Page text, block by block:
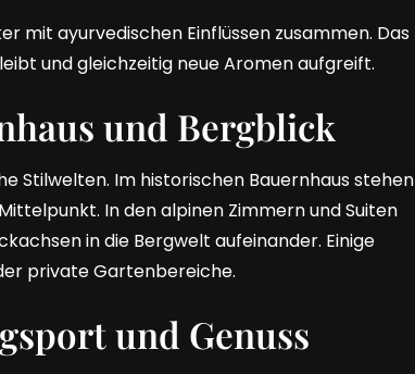
mit ayurvedischen Einflüssen zusammen. Das
und gleichzeitig neue Aromen aufgreift.
und Bergblick
Stilwelten. Im historischen Bauernhaus stehen
In den alpinen Zimmern und Suiten
in die Bergwelt aufeinander. Einige
private Gartenbereiche.
und Genuss